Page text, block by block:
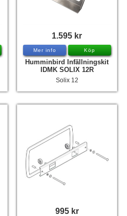
1.595 kr
Mer info Köp
Humminbird Infällningskit
IDMK SOLIX 12R
Solix 12
995 kr